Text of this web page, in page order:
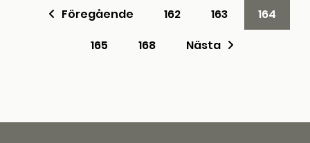
Föregående 162 163
164
165
168 Nästa